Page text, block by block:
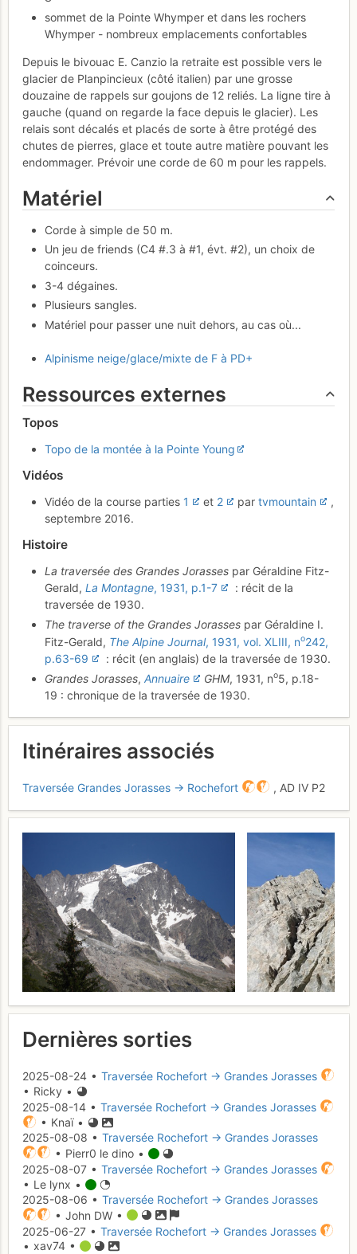
sommet de la Pointe Whymper et dans les rochers
Whymper - nombreux emplacements confortables
Depuis le bivouac E. Canzio la retraite est possible vers le
glacier de Planpincieux (côté italien) par une grosse
douzaine de rappels sur goujons de 12 reliés. La ligne tire à
gauche (quand on regarde la face depuis le glacier). Les
relais sont décalés et placés de sorte à être protégé des
chutes de pierres, glace et toute autre matière pouvant les
endommager. Prévoir une corde de 60 m pour les rappels.
Matériel
Corde à simple de 50 m.
Un jeu de friends (C4 #.3 à #1, évt. #2), un choix de
coinceurs.
3-4 dégaines.
Plusieurs sangles.
Matériel pour passer une nuit dehors, au cas où...
Alpinisme neige/glace/mixte de F à PD+
Ressources externes
Topos
Topo de la montée à la Pointe Young
Vidéos
Vidéo de la course parties 1 et 2 par tvmountain
,
septembre 2016.
Histoire
La traversée des Grandes Jorasses par Géraldine Fitz-
Gerald, La Montagne, 1931, p.1-7
: récit de la
traversée de 1930.
The traverse of the Grandes Jorasses par Géraldine I.
Fitz-Gerald, The Alpine Journal, 1931, vol. XLIII, no242,
p.63-69
: récit (en anglais) de la traversée de 1930.
Grandes Jorasses, Annuaire GHM, 1931, no5, p.18-
19 : chronique de la traversée de 1930.
Itinéraires associés
Traversée Grandes Jorasses → Rochefort , AD IV P2
Dernières sorties
2025-08-24 • Traversée Rochefort → Grandes Jorasses
• Ricky •
2025-08-14 • Traversée Rochefort → Grandes Jorasses
• Knaï •
2025-08-08 • Traversée Rochefort → Grandes Jorasses
• Pierr0 le dino •
2025-08-07 • Traversée Rochefort → Grandes Jorasses
• Le lynx •
2025-08-06 • Traversée Rochefort → Grandes Jorasses
• John DW •
2025-06-27 • Traversée Rochefort → Grandes Jorasses
• xav74 •